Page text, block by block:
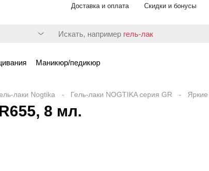
Доставка и оплата Скидки и бонусы
Искать, например гель-лак
Маникюр/педикюр
лаки Nogtika Гель-лаки NOGTIKA серия GR Яркие
8 мл.